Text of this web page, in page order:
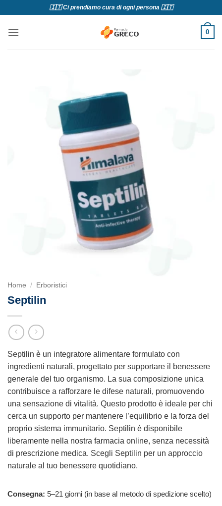
contenuti
🇮🇹 Ci prendiamo cura di ogni persona 🇮🇹
0
Home / Erboristici
Septilin
Septilin è un integratore alimentare formulato con
ingredienti naturali, progettato per supportare il benessere
generale del tuo organismo. La sua composizione unica
contribuisce a rafforzare le difese naturali, promuovendo
una sensazione di vitalità. Questo prodotto è ideale per chi
cerca un supporto per mantenere l’equilibrio e la forza del
proprio sistema immunitario. Septilin è disponibile
liberamente nella nostra farmacia online, senza necessità
di prescrizione medica. Scegli Septilin per un approccio
naturale al tuo benessere quotidiano.
Consegna: 5–21 giorni (in base al metodo di spedizione scelto)